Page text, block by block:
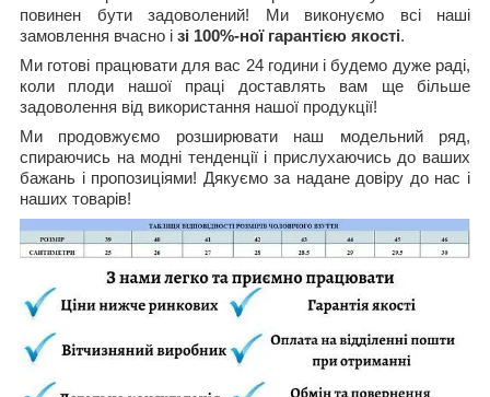
повинен бути задоволений! Ми виконуємо всі наші
замовлення вчасно і зі 100%-ної гарантією якості.
Ми готові працювати для вас 24 години і будемо дуже раді,
коли плоди нашої праці доставлять вам ще більше
задоволення від використання нашої продукції!
Ми продовжуємо розширювати наш модельний ряд,
спираючись на модні тенденції і прислухаючись до ваших
бажань і пропозиціями! Дякуємо за надане довіру до нас і
наших товарів!